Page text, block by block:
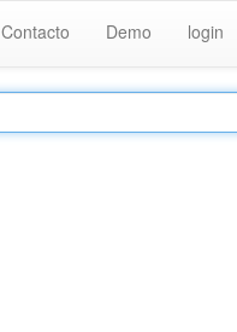
Contacto Demo login